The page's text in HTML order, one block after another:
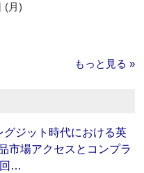
(月)
もっと見る »
グジット時代における英
市場アクセスとコンプラ
回…